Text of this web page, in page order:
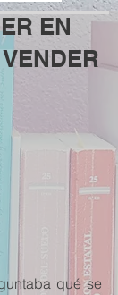
EN
qué se